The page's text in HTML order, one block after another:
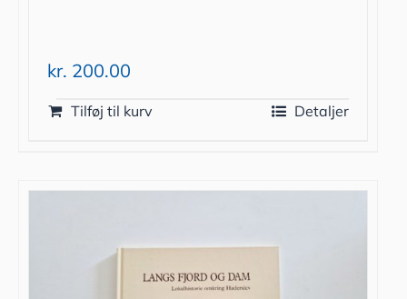
kr. 200.00
Tilføj til kurv Detaljer